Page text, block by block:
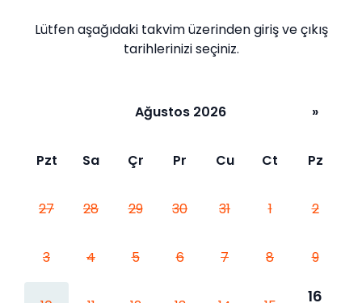
Lütfen aşağıdaki takvim üzerinden giriş ve çıkış
tarihlerinizi seçiniz.
Ağustos 2026 »
Pzt Sa Çr Pr Cu Ct Pz
27 28 29 30 31 1 2
3 4 5 6 7 8 9
16